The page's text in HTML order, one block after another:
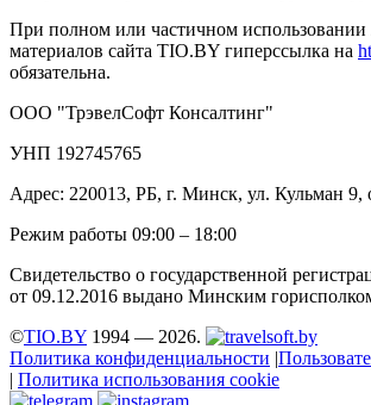
При полном или частичном
материалов сайта TIO.BY гиперссылка на
обязательна.
ООО "ТрэвелСофт Консалтинг"
УНП 192745765
Адрес: 220013, РБ, г. Минск, ул. Кульман 9,
Режим работы 09:00 – 18:00
Свидетельство о государственной
от 09.12.2016 выдано Минским
©TIO.BY 1994 — 2026.
Политика конфиденциальности |
| Политика использования cookie